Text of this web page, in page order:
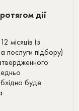
дії
місяців (з
послуги підбору)
буде